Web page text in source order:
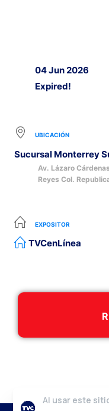
04 Jun 2026
Expired!
UBICACIÓN
Sucursal Monterrey
Av. Lázaro
Reyes Col.
EXPOSITOR
TVCenLínea
Al usar este